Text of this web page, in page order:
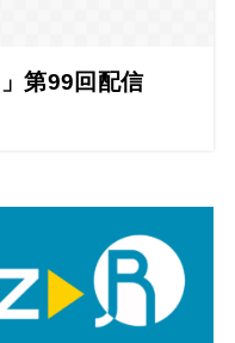
第99回配信